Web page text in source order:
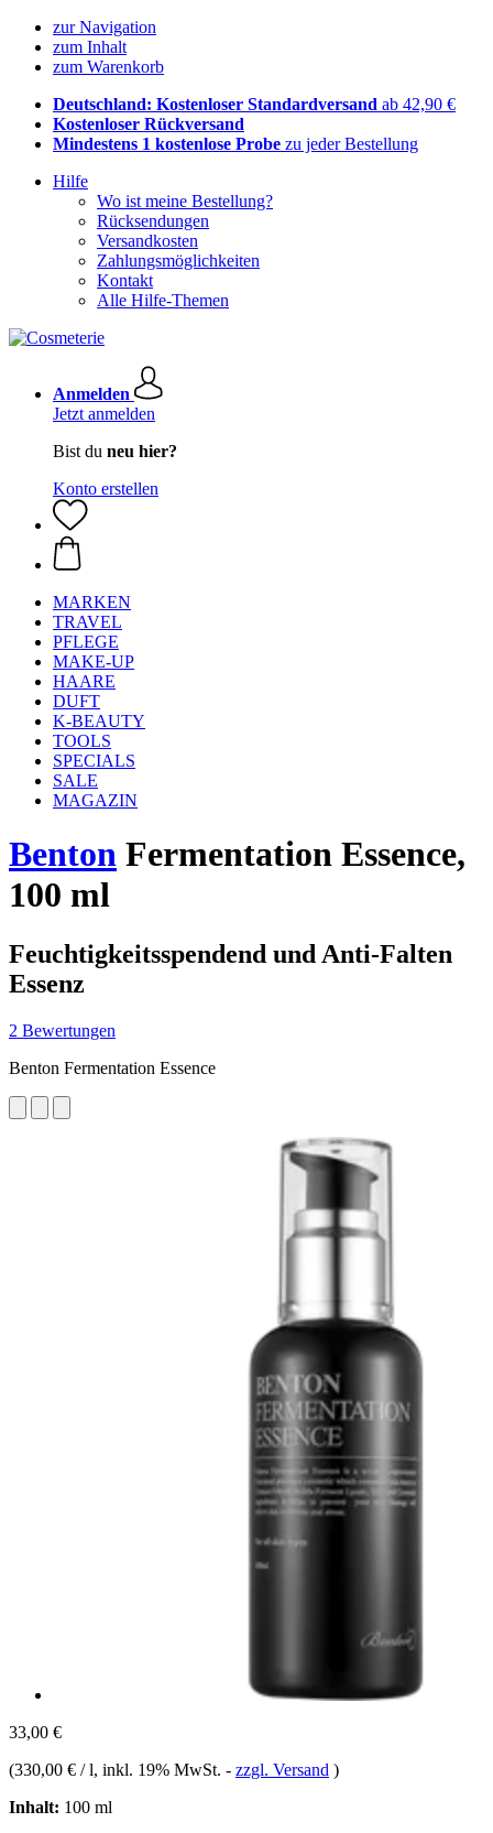
zur Navigation
zum Inhalt
zum Warenkorb
Deutschland: Kostenloser Standardversand ab 42,90 €
Kostenloser Rückversand
Mindestens 1 kostenlose Probe zu jeder Bestellung
Hilfe
Wo ist meine Bestellung?
Rücksendungen
Versandkosten
Zahlungsmöglichkeiten
Kontakt
Alle Hilfe-Themen
Anmelden
Jetzt anmelden
Bist du neu hier?
Konto erstellen
MARKEN
TRAVEL
PFLEGE
MAKE-UP
HAARE
DUFT
K-BEAUTY
TOOLS
SPECIALS
SALE
MAGAZIN
Benton Fermentation Essence,
100 ml
Feuchtigkeitsspendend und Anti-Falten
Essenz
2 Bewertungen
Benton Fermentation Essence
33,00 €
(330,00 € / l, inkl. 19% MwSt. - zzgl. Versand )
Inhalt: 100 ml